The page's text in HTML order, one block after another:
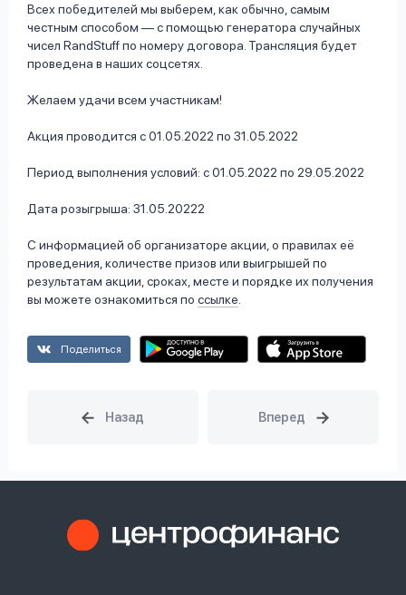
Всех победителей мы выберем, как обычно, самым
честным способом — с помощью генератора случайных
чисел RandStuff по номеру договора. Трансляция будет
проведена в наших соцсетях.
Желаем удачи всем участникам!
Акция проводится с 01.05.2022 по 31.05.2022
Период выполнения условий: с 01.05.2022 по 29.05.2022
Дата розыгрыша: 31.05.20222
С информацией об организаторе акции, о правилах её
проведения, количестве призов или выигрышей по
результатам акции, сроках, месте и порядке их получения
вы можете ознакомиться по ссылке
Поделиться